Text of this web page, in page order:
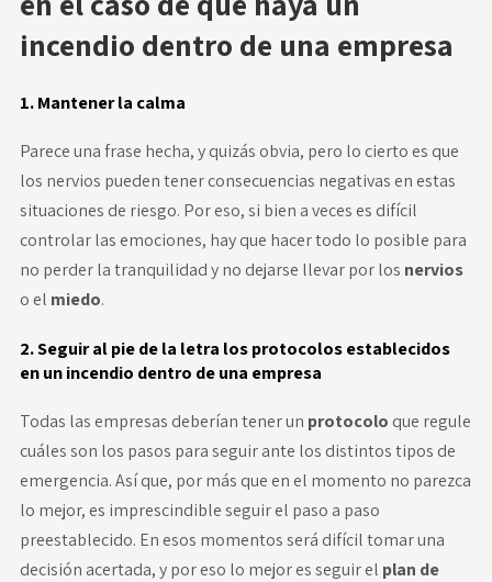
incendio dentro de una empresa
1. Mantener la calma
Parece una frase hecha, y quizás obvia, pero lo cierto es que
los nervios pueden tener consecuencias negativas en estas
situaciones de riesgo. Por eso, si bien a veces es difícil
controlar las emociones, hay que hacer todo lo posible para
no perder la tranquilidad y no dejarse llevar por los nervios
o el miedo.
2. Seguir al pie de la letra los protocolos establecidos
en un incendio dentro de una empresa
Todas las empresas deberían tener un protocolo que regule
cuáles son los pasos para seguir ante los distintos tipos de
emergencia. Así que, por más que en el momento no parezca
lo mejor, es imprescindible seguir el paso a paso
preestablecido. En esos momentos será difícil tomar una
decisión acertada, y por eso lo mejor es seguir el plan de